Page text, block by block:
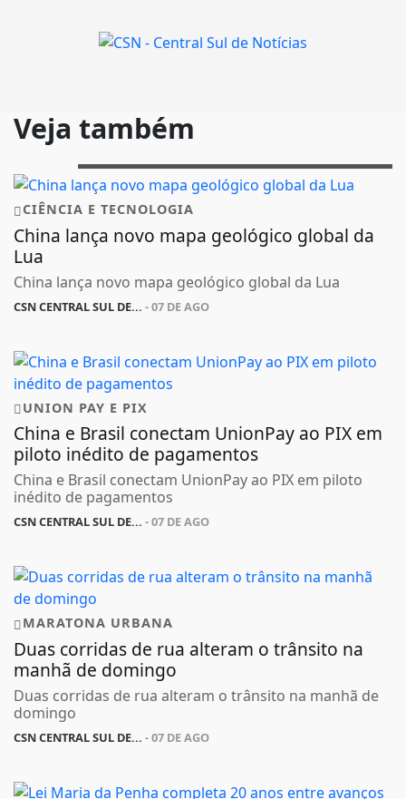
Veja também
CIÊNCIA E TECNOLOGIA
China lança novo mapa geológico global da
Lua
China lança novo mapa geológico global da Lua
CSN CENTRAL SUL DE... - 07 DE AGO
UNION PAY E PIX
China e Brasil conectam UnionPay ao PIX em
piloto inédito de pagamentos
China e Brasil conectam UnionPay ao PIX em piloto
inédito de pagamentos
CSN CENTRAL SUL DE... - 07 DE AGO
MARATONA URBANA
Duas corridas de rua alteram o trânsito na
manhã de domingo
Duas corridas de rua alteram o trânsito na manhã de
domingo
CSN CENTRAL SUL DE... - 07 DE AGO